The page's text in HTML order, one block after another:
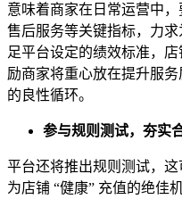
意味着商家在日常运营中，
售后服务等关键指标，力
足平台设定的绩效标准，
励商家将重心放在提升服
的良性循环。
参与规则测试，夯实
平台还将推出规则测试，
为店铺 “健康” 充值的绝佳